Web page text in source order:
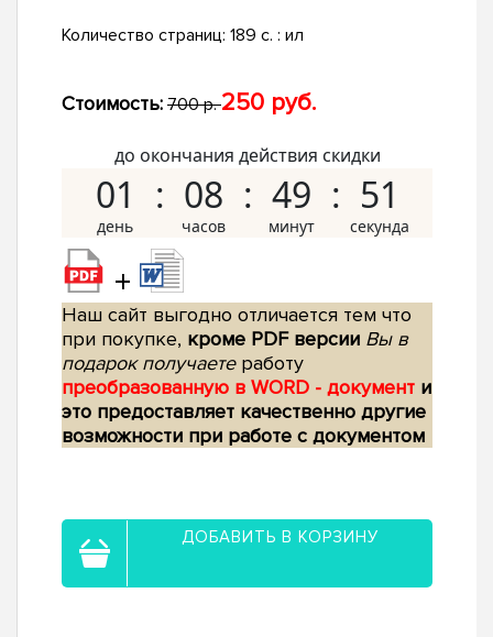
Количество страниц: 189 c. : ил
Стоимость: 700 р.250 руб.
до окончания действия скидки
01 08 49 50
+
Наш сайт выгодно отличается тем что
при покупке, кроме PDF версии Вы в
подарок получаетеработу
преобразованную в WORD - документ и
это предоставляет качественно другие
возможности при работе с документом
ДОБАВИТЬ В КОРЗИНУ